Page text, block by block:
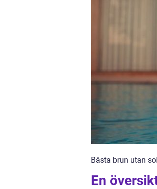
Bästa brun utan
En